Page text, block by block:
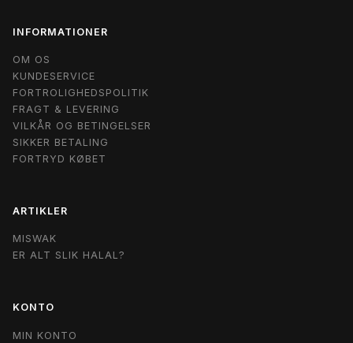
INFORMATIONER
OM OS
KUNDESERVICE
FORTROLIGHEDSPOLITIK
FRAGT & LEVERING
VILKÅR OG BETINGELSER
SIKKER BETALING
FORTRYD KØBET
ARTIKLER
MISWAK
ER ALT SLIK HALAL?
KONTO
MIN KONTO